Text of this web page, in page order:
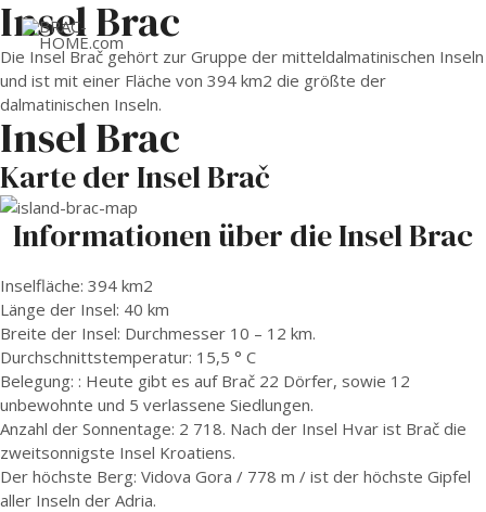
Insel Brac
Die Insel Brač gehört zur Gruppe der mitteldalmatinischen Inseln
und ist mit einer Fläche von 394 km2 die größte der
dalmatinischen Inseln.
Insel Brac
Karte der Insel Brač
Informationen über die Insel Brac
Inselfläche: 394 km2
Länge der Insel: 40 km
Breite der Insel: Durchmesser 10 – 12 km.
Durchschnittstemperatur: 15,5 ° C
Belegung: : Heute gibt es auf Brač 22 Dörfer, sowie 12
unbewohnte und 5 verlassene Siedlungen.
Anzahl der Sonnentage: 2 718. Nach der Insel Hvar ist Brač die
zweitsonnigste Insel Kroatiens.
Der höchste Berg: Vidova Gora / 778 m / ist der höchste Gipfel
aller Inseln der Adria.